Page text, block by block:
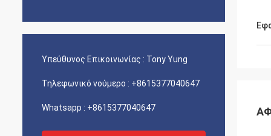
Υπεύθυνος Επικοινωνίας : Tony Yung
Τηλεφωνικό νούμερο : +8615377040647
Whatsapp : +8615377040647